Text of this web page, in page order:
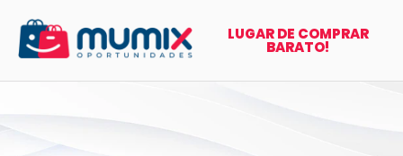
LUGAR DE COMPRAR
BARATO!